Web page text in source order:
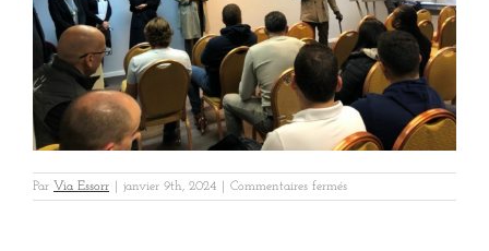
Par Via Essorr janvier 9th, 2024 Commentaires ferméssur
Vinci